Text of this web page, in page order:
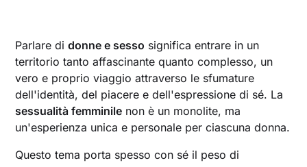
La strada verso una sessualità femminile
consapevole
Parlare didonne e sesso significa entrare in un
territorio tanto affascinante quanto complesso, un
vero e proprio viaggio attraverso le sfumature
dell'identità, del piacere e dell'espressione di sé. La
sessualità femminile non è un monolite, ma
un'esperienza unica e personale per ciascuna donna.
Questo tema porta spesso con sé il peso di